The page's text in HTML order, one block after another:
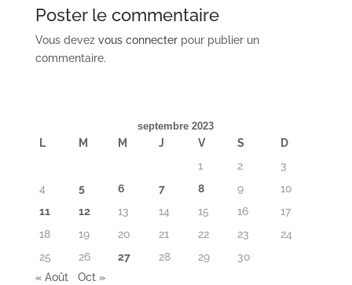
Poster le commentaire
Vous devez vous connecterpour publier un
commentaire.
septembre 2023
L M M J V S
D
1
2
3
4
5 6 7 8 9
10
11
12 13 14 15 16
17
18
19 20 21 22 23
24
25
26 27 28 29
30
« Août
Oct »